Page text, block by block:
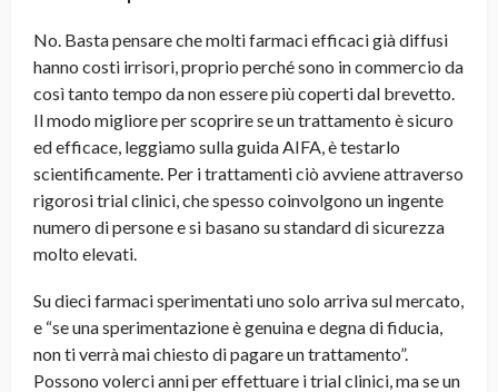
No. Basta pensare che molti farmaci efficaci già diffusi
hanno costi irrisori, proprio perché sono in commercio da
così tanto tempo da non essere più coperti dal brevetto.
Il modo migliore per scoprire se un trattamento è sicuro
ed efficace, leggiamo sulla guida AIFA, è testarlo
scientificamente. Per i trattamenti ciò avviene attraverso
rigorosi trial clinici, che spesso coinvolgono un ingente
numero di persone e si basano su standard di sicurezza
molto elevati.
Su dieci farmaci sperimentati uno solo arriva sul mercato,
e “se una sperimentazione è genuina e degna di fiducia,
non ti verrà mai chiesto di pagare un trattamento”.
Possono volerci anni per effettuare i trial clinici, ma se un